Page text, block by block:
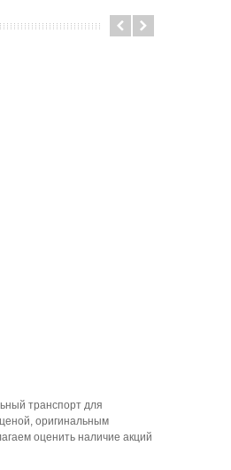
транспорт для
оригинальным
оценить наличие акций